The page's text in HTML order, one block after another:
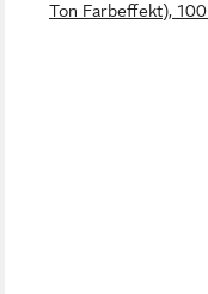
Ton Farbeffekt),